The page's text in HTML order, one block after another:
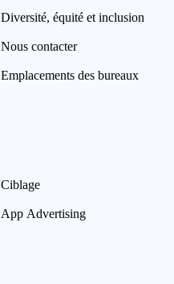
Diversité, équité et inclusion
Nous contacter
Emplacements des bureaux
Ciblage
App Advertising